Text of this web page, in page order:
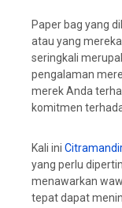
Paper bag yang
atau yang
seringkali
pengalaman
merek Anda
komitmen
Kali ini
yang perlu
menawarkan
tepat dapat